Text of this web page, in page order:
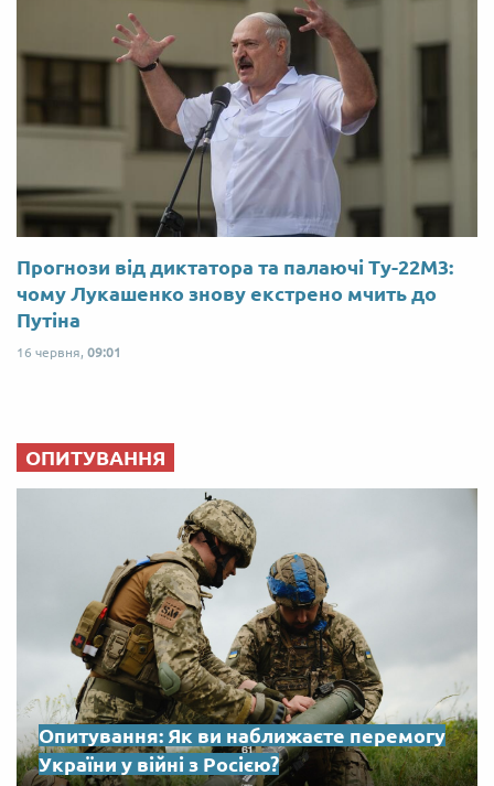
Прогнози від диктатора та палаючі Ту-22М3:
чому Лукашенко знову екстрено мчить до
Путіна
16 червня, 09:01
ОПИТУВАННЯ
Опитування: Як ви наближаєте перемогу
України у війні з Росією?